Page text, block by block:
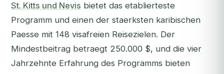
St. Kitts und Nevis bietet das etablierteste
Programm und einen der staerksten karibischen
Paesse mit 148 visafreien Reisezielen. Der
Mindestbeitrag betraegt 250.000 $, und die vier
Jahrzehnte Erfahrung des Programms bieten